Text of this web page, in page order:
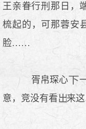
王亲眷行刑那日，
梳起的，可那蓉安
脸……
胥帛琛心
意，竞没有看
来